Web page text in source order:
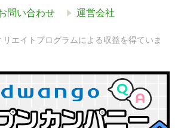
問い合わせ 運営会社
エイトプログラムによる収益を得ていま